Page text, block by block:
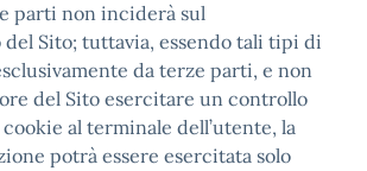
parti non inciderà sul
Sito; tuttavia, essendo tali tipi di
da terze parti, e non
del Sito esercitare un controllo
al terminale dell’utente, la
potrà essere esercitata solo